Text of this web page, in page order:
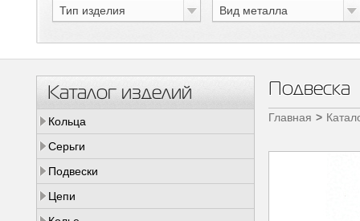
Тип изделия Вид металла
Каталог изделий
Кольца
Серьги
Подвески
Цепи
Подвеска
Главная